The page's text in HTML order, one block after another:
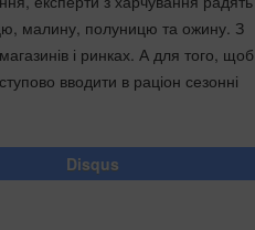
малину, полуницю та ожину. З
і ринках. А для того, щоб
вводити в раціон сезонні
Disqus